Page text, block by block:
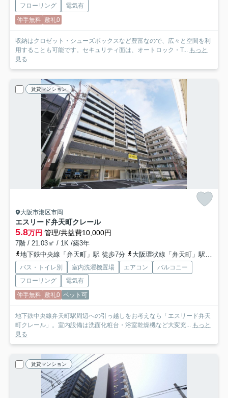
フローリング
電気有
仲手無料 敷礼0
収納はクロゼット・シューズボックスなど豊富なので、広々と空間を利
用することも可能です。セキュリティ面は、オートロック・T... もっと
見る
賃貸マンション
大阪市港区市岡
エスリード弁天町クレール
5.8万円 管理/共益費10,000円
7階 / 21.03㎡ / 1K /築3年
地下鉄中央線「弁天町」駅 徒歩7分
大阪環状線「弁天町」駅 徒歩7分
バス・トイレ別 室内洗濯機置場 エアコン
バルコニー
フローリング
電気有
仲手無料 敷礼0 ペット可
地下鉄中央線弁天町駅周辺への引っ越しをお考えなら「エスリード弁天
町クレール」。室内設備は洗面化粧台・浴室乾燥機など大変充... もっと
見る
賃貸マンション